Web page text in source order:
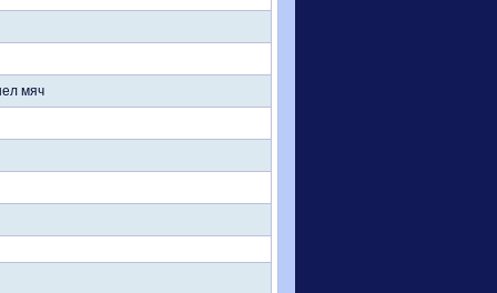
мяч